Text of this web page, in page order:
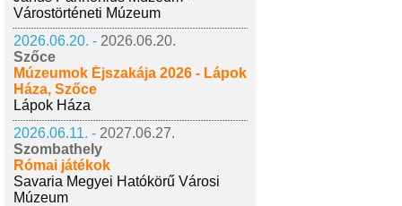
Várostörténeti Múzeum
2026.06.20. - 2026.06.20.
Szőce
Múzeumok Éjszakája 2026 - Lápok
Háza, Szőce
Lápok Háza
2026.06.11. - 2027.06.27.
Szombathely
Római játékok
Savaria Megyei Hatókörű Városi
Múzeum